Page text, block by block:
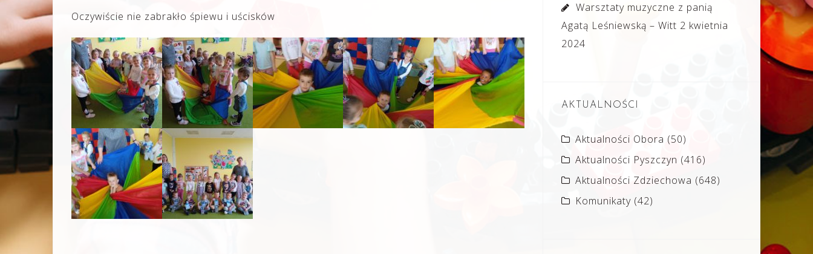
Oczywiście nie zabrakło śpiewu i uścisków
Warsztaty muzyczne z panią
Agatą Leśniewską – Witt 2 kwietnia
2024
AKTUALNOŚCI
Aktualności Obora (50)
Aktualności Pyszczyn (416)
Aktualności Zdziechowa (648)
Komunikaty (42)